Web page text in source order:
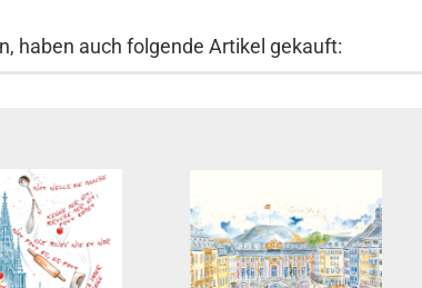
haben auch folgende Artikel gekauft: